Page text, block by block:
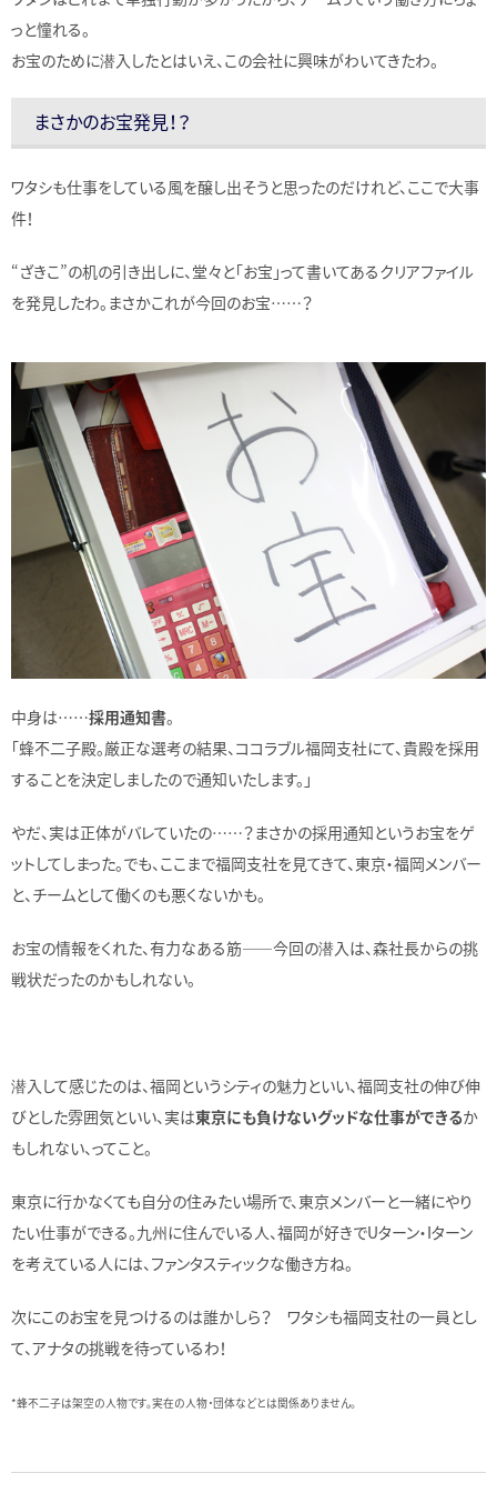
っと憧れる。
お宝のために潜入したとはいえ、この会社に興味がわいてきたわ。
まさかのお宝発見！？
ワタシも仕事をしている風を醸し出そうと思ったのだけれど、ここで大事
件！
“ざきこ”の机の引き出しに、堂々と「お宝」って書いてあるクリアファイル
を発見したわ。まさかこれが今回のお宝……？
中身は……採用通知書。
「蜂不二子殿。厳正な選考の結果、ココラブル福岡支社にて、貴殿を採用
することを決定しましたので通知いたします。」
やだ、実は正体がバレていたの……？まさかの採用通知というお宝をゲ
ットしてしまった。でも、ここまで福岡支社を見てきて、東京・福岡メンバー
と、チームとして働くのも悪くないかも。
お宝の情報をくれた、有力なある筋――今回の潜入は、森社長からの挑
戦状だったのかもしれない。
潜入して感じたのは、福岡というシティの魅力といい、福岡支社の伸び伸
びとした雰囲気といい、実は東京にも負けないグッドな仕事ができるか
もしれない、ってこと。
東京に行かなくても自分の住みたい場所で、東京メンバーと一緒にやり
たい仕事ができる。九州に住んでいる人、福岡が好きでUターン・Iターン
を考えている人には、ファンタスティックな働き方ね。
次にこのお宝を見つけるのは誰かしら？ ワタシも福岡支社の一員とし
て、アナタの挑戦を待っているわ！
*蜂不二子は架空の人物です。実在の人物・団体などとは関係ありません。